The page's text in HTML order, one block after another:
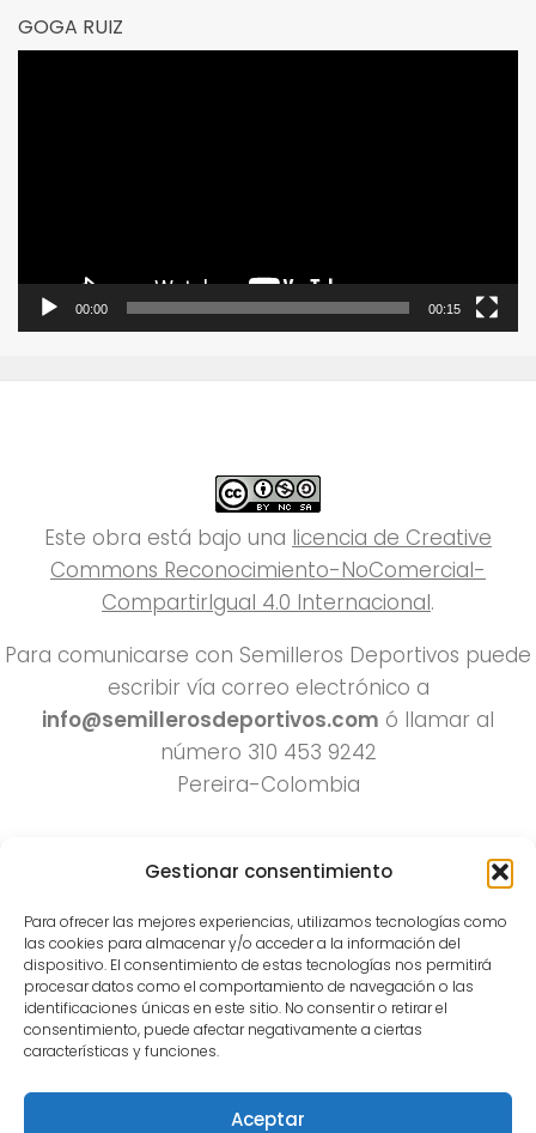
Gestionar consentimiento
Para ofrecer las mejores experiencias, utilizamos tecnologías como
las cookies para almacenar y/o acceder a la información del
dispositivo. El consentimiento de estas tecnologías nos permitirá
procesar datos como el comportamiento de navegación o las
identificaciones únicas en este sitio. No consentir o retirar el
consentimiento, puede afectar negativamente a ciertas
características y funciones.
Aceptar
GOGA RUIZ
00:00 00:15
Este obra está bajo una licencia de Creative
Commons Reconocimiento-NoComercial-
CompartirIgual 4.0 Internacional.
Para comunicarse con Semilleros Deportivos puede
escribir vía correo electrónico a
info@semillerosdeportivos.com ó llamar al
número 310 453 9242
Pereira-Colombia
Todos los derechos reservados 2022.
Funciona con - Diseñado con el